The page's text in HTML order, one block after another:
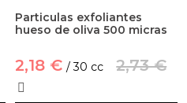
Particulas exfoliantes
hueso de oliva 500 micras
2,18 € / 30 cc 2,73 €